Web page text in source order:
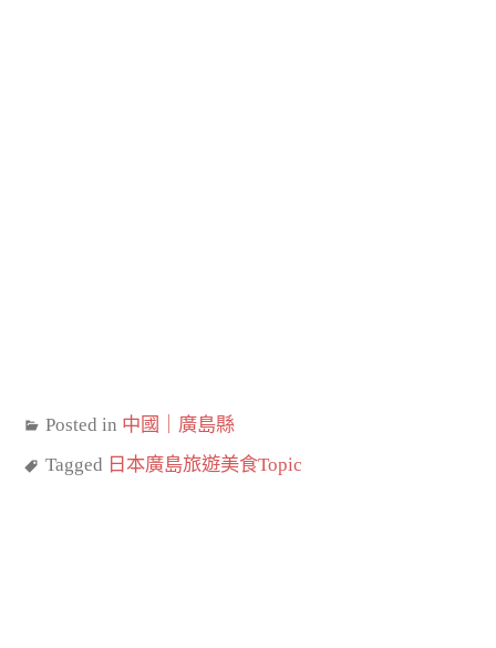
Posted in 中國｜廣島縣
Tagged 日本廣島旅遊美食Topic